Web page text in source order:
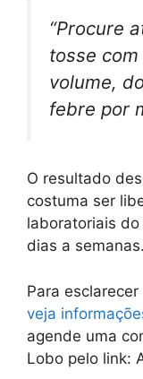
“Procure
tosse
volume,
febre por
O resultado
costuma ser
laboratoriais
dias a semanas.
Para
veja
agende uma
Lobo pelo link: